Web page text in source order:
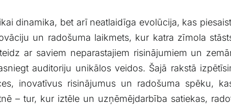
dinamika, bet ⁣arī neatlaidīga ‍evolūcija, kas
‌un radošuma laikmets, ⁢kur⁢ katra ⁣zīmola
ar saviem neparastajiem ‍risinājumiem un
auditoriju unikālos‌ veidos. Šajā rakstā
inovatīvus risinājumus un radošuma‌ spēku,
– tur, kur ⁢iztēle un uzņēmējdarbība satiekas,